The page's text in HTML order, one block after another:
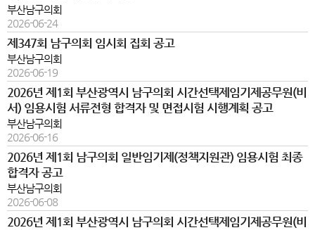
부산남구의회
2026-06-24
제347회 남구의회 임시회 집회 공고
부산남구의회
2026-06-19
2026년 제1회 부산광역시 남구의회 시간선택제임기제공무원(비
서) 임용시험 서류전형 합격자 및 면접시험 시행계획 공고
부산남구의회
2026-06-16
2026년 제1회 남구의회 일반임기제(정책지원관) 임용시험 최종
합격자 공고
부산남구의회
2026-06-08
2026년 제1회 부산광역시 남구의회 시간선택제임기제공무원(비